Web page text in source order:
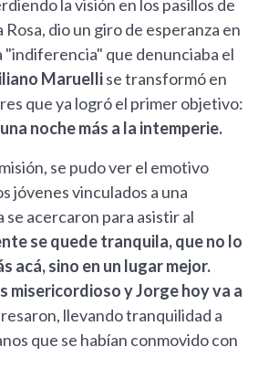
la visión en los pasillos de
Rosa, dio un giro de esperanza en
"indiferencia" que denunciaba el
Maruellise transformó en
que ya logró el primer objetivo:
noche más a la intemperie.
se pudo ver el emotivo
jóvenes vinculados a una
se acercaron para asistir al
se quede tranquila, que no lo
acá, sino en un lugar mejor.
misericordioso y Jorge hoy va a
llevando tranquilidad a
que se habían conmovido con